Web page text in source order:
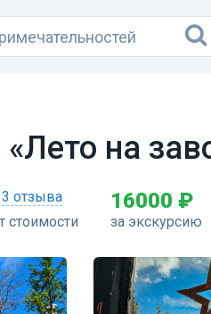
на
3 отзыва
стоимости
16000 ₽
за экскурсию